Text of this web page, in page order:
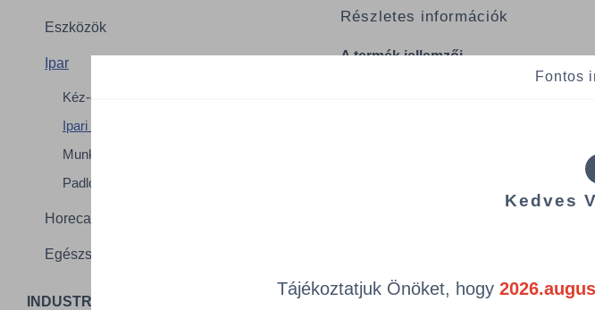
Eszközök
Ipar
Kéz-és Bőrvédelem
Ipari törlés
Munkavédelem
Padlójelölők és egyéb jelölők
Horeca
Egészségügy
INDUSTRIAL PACKAGING
Részletes információk
A termék jellemzői
Fontos
Kedves
Tájékoztatjuk Önöket, hogy